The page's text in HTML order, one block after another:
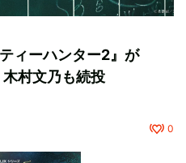
ィーハンター2』が
村文乃も続投
0